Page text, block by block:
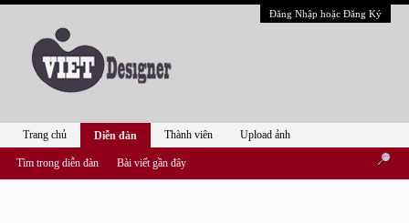
Đăng Nhập hoặc Đăng Ký
Trang chủ Diễn đàn
Tìm trong diễn đàn Bài viết gần đây
Thành viên Upload ảnh